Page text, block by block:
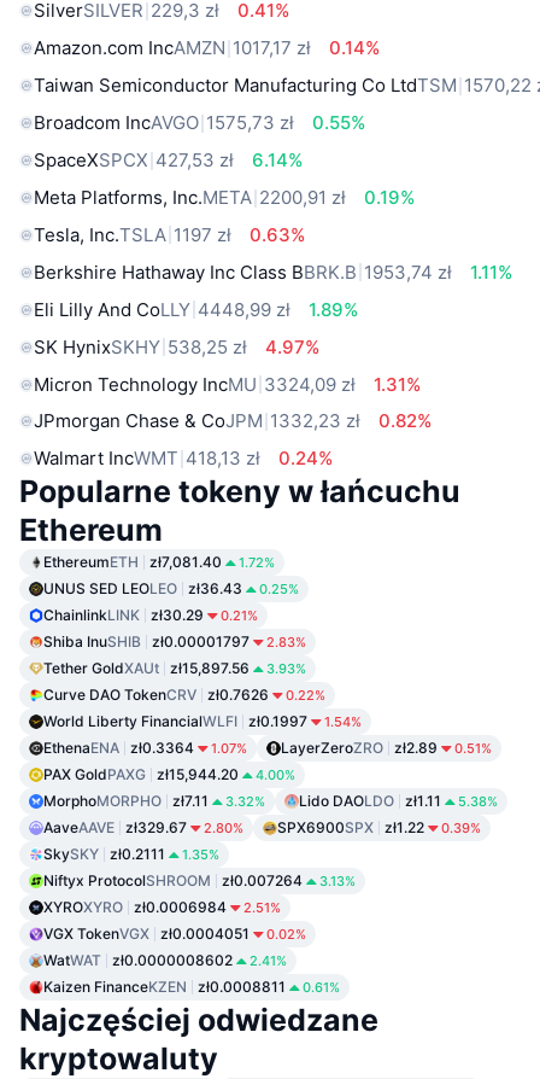
SilverSILVER 229,3 zł
0.41%
Amazon.com IncAMZN 1017,17 zł
0.14%
Taiwan Semiconductor Manufacturing Co LtdTSM 1570,22
Broadcom IncAVGO 1575,73 zł
0.55%
SpaceXSPCX 427,53 zł
6.14%
Meta Platforms, Inc.META 2200,91 zł
0.19%
Tesla, Inc.TSLA 1197 zł
0.63%
Berkshire Hathaway Inc Class BBRK.B 1953,74 zł
1.11%
Eli Lilly And CoLLY 4448,99 zł
1.89%
SK HynixSKHY 538,25 zł
4.97%
Micron Technology IncMU 3324,09 zł
1.31%
JPmorgan Chase & CoJPM 1332,23 zł
0.82%
Walmart IncWMT 418,13 zł 0.24%
Popularne tokeny w łańcuchu
Ethereum
EthereumETH zł7,081.40 1.72%
UNUS SED LEOLEO zł36.43 0.25%
ChainlinkLINK zł30.29 0.21%
Shiba InuSHIB zł0.00001797 2.83%
Tether GoldXAUt zł15,897.56 3.93%
Curve DAO TokenCRV zł0.7626 0.22%
World Liberty FinancialWLFI zł0.1997 1.54%
EthenaENA zł0.3364 1.07% LayerZeroZRO zł2.89 0.51%
PAX GoldPAXG zł15,944.20 4.00%
MorphoMORPHO zł7.11 3.32% Lido DAOLDO zł1.11 5.38%
AaveAAVE zł329.67 2.80% SPX6900SPX zł1.22 0.39%
SkySKY zł0.2111 1.35%
Niftyx ProtocolSHROOM zł0.007264 3.13%
XYROXYRO zł0.0006984 2.51%
VGX TokenVGX zł0.0004051 0.02%
WatWAT zł0.0000008602 2.41%
Kaizen FinanceKZEN zł0.0008811 0.61%
Najczęściej odwiedzane
kryptowaluty